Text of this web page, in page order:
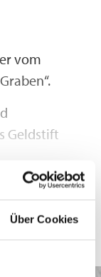
Über Cookies
vom
Geldstift
der 1/32